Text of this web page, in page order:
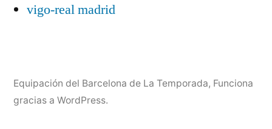
vigo-real madrid
Equipación del Barcelona de La Temporada, Funciona
gracias a WordPress.